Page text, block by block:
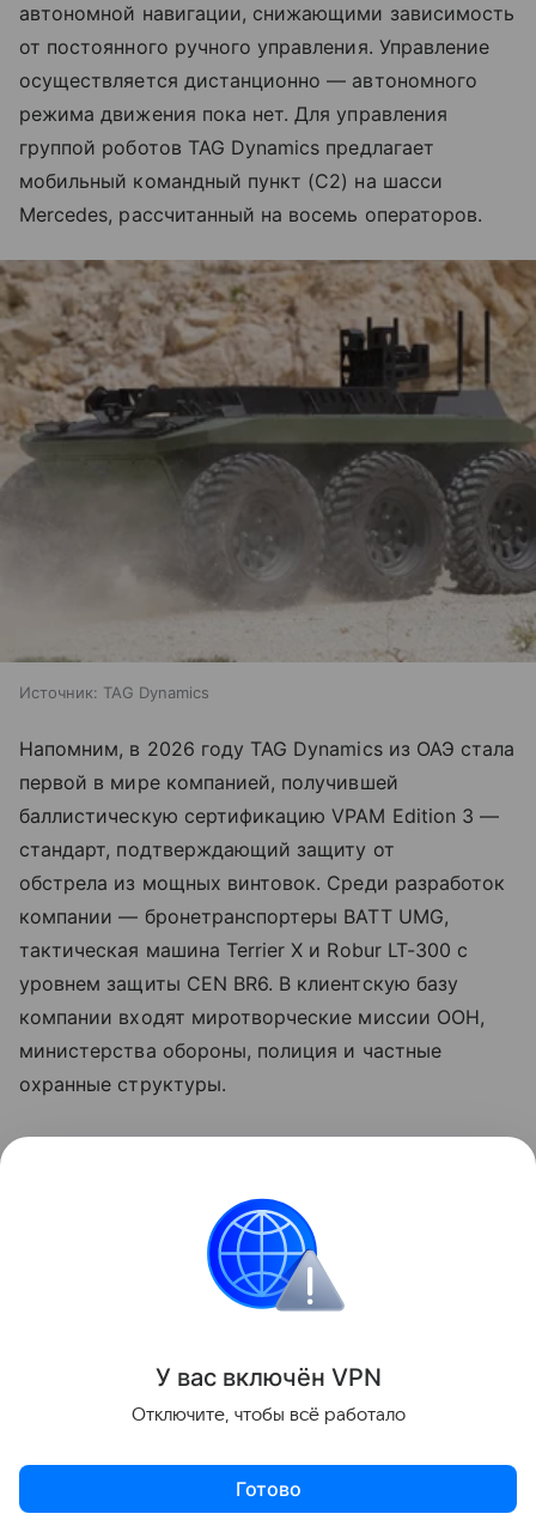
автономной навигации, снижающими зависимость
от постоянного ручного управления. Управление
осуществляется дистанционно — автономного
режима движения пока нет. Для управления
группой роботов TAG Dynamics предлагает
мобильный командный пункт (C2) на шасси
Mercedes, рассчитанный на восемь операторов.
Источник: TAG Dynamics
Напомним, в 2026 году TAG Dynamics из ОАЭ стала
первой в мире компанией, получившей
баллистическую сертификацию VPAM Edition 3 —
стандарт, подтверждающий защиту от
обстрела из мощных винтовок. Среди разработок
компании — бронетранспортеры BATT UMG,
тактическая машина Terrier X и Robur LT-300 с
уровнем защиты CEN BR6. В клиентскую базу
компании входят миротворческие миссии ООН,
министерства обороны, полиция и частные
охранные структуры.
У вас включён VPN
Отключите, чтобы всё работало
Готово